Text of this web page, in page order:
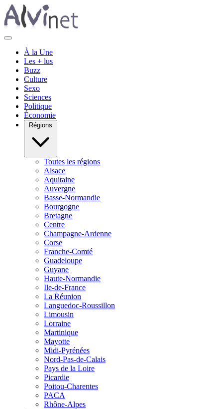
À la Une
Les + lus
Buzz
Culture
Sexo
Sciences
Politique
Économie
Régions
Toutes les régions
Alsace
Aquitaine
Auvergne
Basse-Normandie
Bourgogne
Bretagne
Centre
Champagne-Ardenne
Corse
Franche-Comté
Guadeloupe
Guyane
Haute-Normandie
Ile-de-France
La Réunion
Languedoc-Roussillon
Limousin
Lorraine
Martinique
Mayotte
Midi-Pyrénées
Nord-Pas-de-Calais
Pays de la Loire
Picardie
Poitou-Charentes
PACA
Rhône-Alpes